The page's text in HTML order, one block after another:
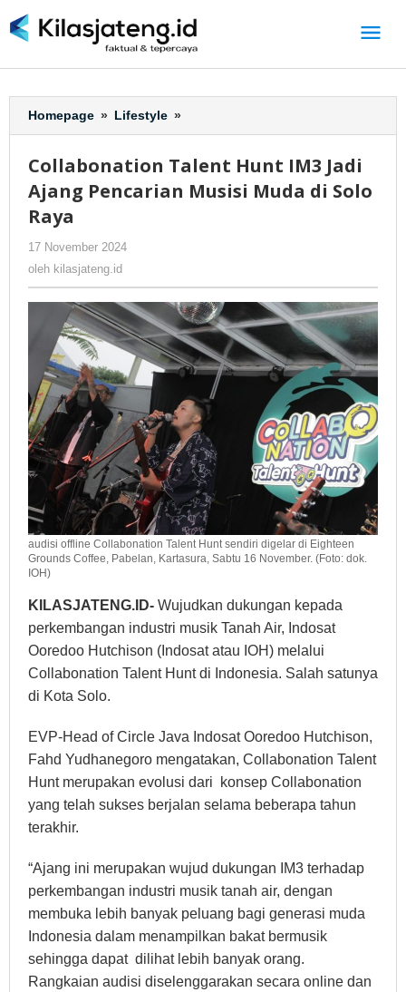
ke
Homepage » Lifestyle »
Talent
IM3
Jadi
di
Solo
Raya
Collabonation Talent Hunt IM3 Jadi
Ajang Pencarian Musisi Muda di Solo
Raya
17 November 2024
oleh kilasjateng.id
audisi offline Collabonation Talent Hunt sendiri digelar di Eighteen
Grounds Coffee, Pabelan, Kartasura, Sabtu 16 November. (Foto: dok.
IOH)
KILASJATENG.ID- Wujudkan dukungan kepada
perkembangan industri musik Tanah Air, Indosat
Ooredoo Hutchison (Indosat atau IOH) melalui
Collabonation Talent Hunt di Indonesia. Salah satunya
di Kota Solo.
EVP-Head of Circle Java Indosat Ooredoo Hutchison,
Fahd Yudhanegoro mengatakan, Collabonation Talent
Hunt merupakan evolusi dari konsep Collabonation
yang telah sukses berjalan selama beberapa tahun
terakhir.
“Ajang ini merupakan wujud dukungan IM3 terhadap
perkembangan industri musik tanah air, dengan
membuka lebih banyak peluang bagi generasi muda
Indonesia dalam menampilkan bakat bermusik
sehingga dapat dilihat lebih banyak orang.
Rangkaian audisi diselenggarakan secara online dan